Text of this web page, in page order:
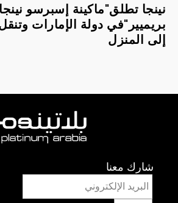
نينجا تطلق"ماكينة إسبرسو
بريميير"في دولة الإمارات
إلى المنزل
شارك معنا